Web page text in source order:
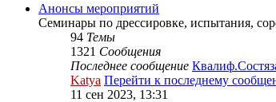
Анонсы мероприятий
Семинары по дрессировке, испытания,
94 Темы
1321 Сообщения
Последнее сообщение
Katya Перейти к последнему
11 сен 2023, 13:31